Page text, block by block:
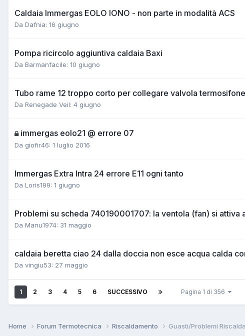
Caldaia Immergas EOLO IONO - non parte in modalità ACS
Da Dafnia: 16 giugno
Pompa ricircolo aggiuntiva caldaia Baxi
Da Barmanfacile: 10 giugno
Tubo rame 12 troppo corto per collegare valvola termosifone
Da Renegade Veil: 4 giugno
immergas eolo21 @ errore 07
Da giofir46: 1 luglio 2016
Immergas Extra Intra 24 errore E11 ogni tanto
Da Loris199: 1 giugno
Problemi su scheda 740190001707: la ventola (fan) si attiva
Da Manu1974: 31 maggio
caldaia beretta ciao 24 dalla doccia non esce acqua calda
Da vingiu53: 27 maggio
1 2 3 4 5 6 SUCCESSIVO Pagina 1 di 356
Home Forum Termotecnica Riscaldamento Guasti/Problemi